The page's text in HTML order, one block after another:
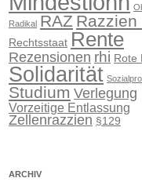
Radikal RAZ Razzien
Rechtsstaat Rente
Rezensionen rhi Rote
Solidarität
Studium Verlegung
Vorzeitige Entlassung
Zellenrazzien §129
ARCHIV